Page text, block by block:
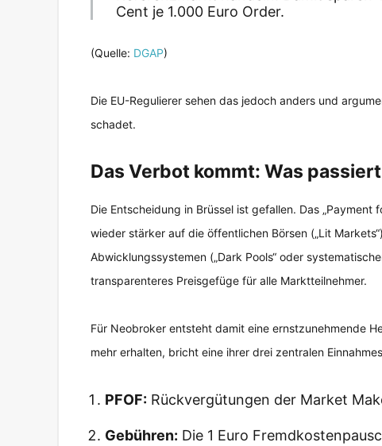
Cent je 1.000 Euro Order.
(Quelle: DGAP)
Die EU-Regulierer sehen das jedoch anders und
schadet.
Das Verbot kommt: Was
Die Entscheidung in Brüssel ist gefallen. Das
wieder stärker auf die öffentlichen Börsen („Lit
Abwicklungssystemen („Dark Pools“ oder
transparenteres Preisgefüge für alle Marktteilnehmer.
Für Neobroker entsteht damit eine ernstzunehmende
mehr erhalten, bricht eine ihrer drei zentralen
PFOF: Rückvergütungen der Market
Gebühren: Die 1 Euro